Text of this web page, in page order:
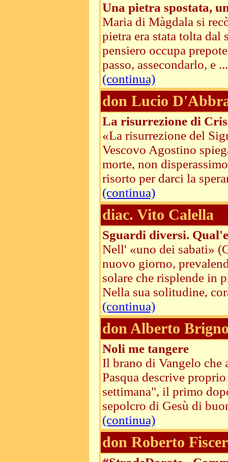
Una pietra spostata,
Maria di Màgdala si
pietra era stata tolta dal
pensiero occupa
passo, assecondarlo, e ...
(continua)
don Lucio
La risurrezione di
«La risurrezione del
Vescovo Agostino
morte, non
risorto per darci la
(continua)
diac. Vito Calella
Sguardi diversi.
Nell' «uno dei sabati»
nuovo giorno,
solare che risplende in
Nella sua solitudine,
(continua)
don Alberto
Noli me tangere
Il brano di Vangelo
Pasqua descrive
settimana", il primo
sepolcro di Gesù di
(continua)
don Roberto Fiscer